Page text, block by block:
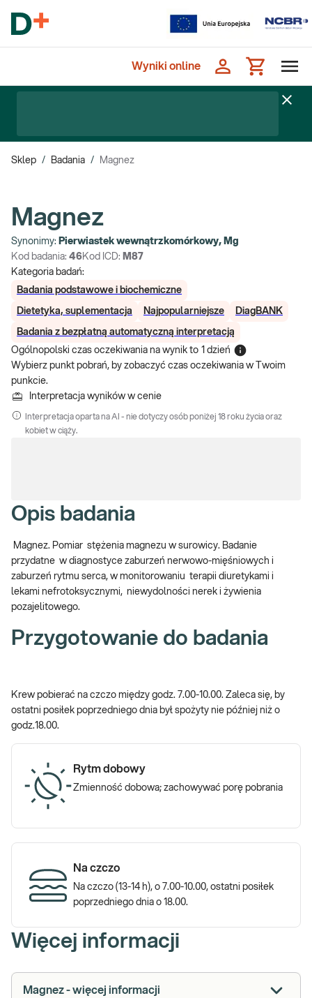
Wyniki online
Sklep / Badania / Magnez
Magnez
Synonimy: Pierwiastek wewnątrzkomórkowy, Mg
Kod badania: 46Kod ICD: M87
Kategoria badań:
Badania podstawowe i biochemiczne
Dietetyka, suplementacja Najpopularniejsze DiagBANK
Badania z bezpłatną automatyczną interpretacją
Ogólnopolski czas oczekiwania na wynik to 1 dzień
Wybierz punkt pobrań, by zobaczyć czas oczekiwania w Twoim
punkcie.
Interpretacja wyników w cenie
Interpretacja oparta na AI - nie dotyczy osób poniżej 18 roku życia oraz
kobiet w ciąży.
Opis badania
Magnez. Pomiar stężenia magnezu w surowicy. Badanie
przydatne w diagnostyce zaburzeń nerwowo-mięśniowych i
zaburzeń rytmu serca, w monitorowaniu terapii diuretykami i
lekami nefrotoksycznymi, niewydolności nerek i żywienia
pozajelitowego.
Przygotowanie do badania
Krew pobierać na czczo między godz. 7.00-10.00. Zaleca się, by
ostatni posiłek poprzedniego dnia był spożyty nie później niż o
godz.18.00.
Rytm dobowy
Zmienność dobowa; zachowywać porę pobrania
Na czczo
Na czczo (13-14 h), o 7.00-10.00, ostatni posiłek
poprzedniego dnia o 18.00.
Więcej informacji
Magnez - więcej informacji